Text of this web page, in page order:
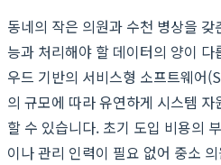
동네의 작은 의원과 수천 병상을
능과 처리해야 할 데이터의 양이
우드 기반의 서비스형 소프트웨어
의 규모에 따라 유연하게 시스템
할 수 있습니다. 초기 도입 비용의
이나 관리 인력이 필요 없어 중소